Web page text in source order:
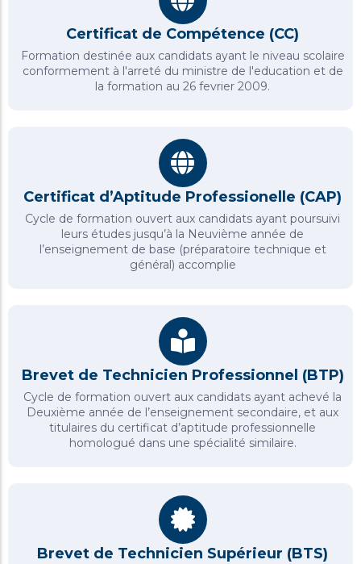
Certificat de Compétence​ (CC)
Formation destinée aux candidats ayant le niveau scolaire
conformement à l'arreté du ministre de l'education et de
la formation au 26 fevrier 2009.
Certificat d’Aptitude Professionelle​ (CAP)
Cycle de formation ouvert aux candidats ayant poursuivi
leurs études jusqu’à la Neuvième année de
l’enseignement de base (préparatoire technique et
général) accomplie
Brevet de Technicien Professionnel​ (BTP)
Cycle de formation ouvert aux candidats ayant achevé la
Deuxième année de l’enseignement secondaire, et aux
titulaires du certificat d’aptitude professionnelle
homologué dans une spécialité similaire.​
Brevet de Technicien Supérieur (BTS)